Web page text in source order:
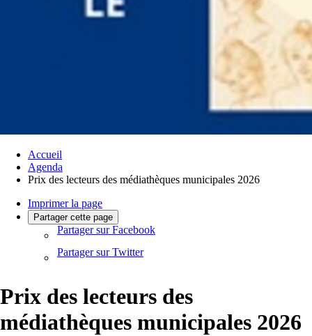
Accueil
Agenda
Prix des lecteurs des médiathèques municipales 2026
Imprimer la page
Partager cette page
Partager sur Facebook
Partager sur Twitter
Prix des lecteurs des
médiathèques municipales 2026